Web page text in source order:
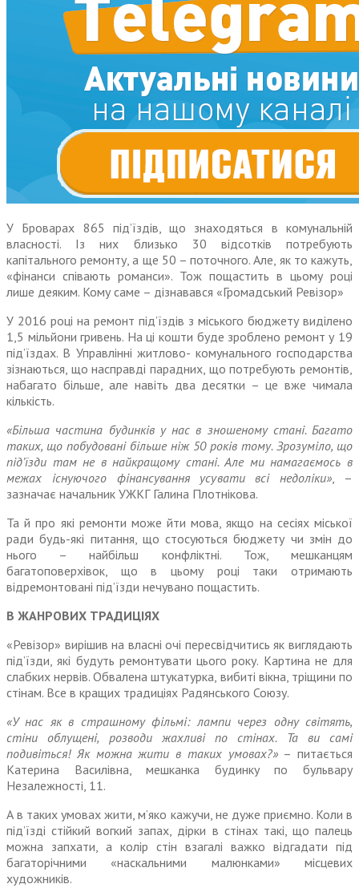
У Броварах 865 під’їздів, що знаходяться в комунальній
власності. Із них близько 30 відсотків потребують
капітального ремонту, а ще 50 – поточного. Але, як то кажуть,
«фінанси співають романси». Тож пощастить в цьому році
лише деяким. Кому саме – дізнавався «Громадський Ревізор»
У 2016 році на ремонт під’їздів з міського бюджету виділено
1,5 мільйони гривень. На ці кошти буде зроблено ремонт у 19
під’їздах. В Управлінні житлово- комунального господарства
зізна­ються, що насправді парадних, що потребують ремонтів,
набагато більше, але навіть два десятки – це вже чимала
кількість.
«Більша частина будинків у нас в зношеному стані. Багато
таких, що побудовані більше ніж 50 років тому. Зрозуміло, що
під’їзди там не в найкращому стані. Але ми намагаємось в
межах існуючого фінансування усувати всі недо­ліки», –
зазначає начальник УЖКГ Галина Плотнікова.
Та й про які ремонти може йти мова, якщо на сесіях міської
ради будь-які питання, що стосуються бюджету чи змін до
нього – най­більш конфліктні. Тож, мешканцям
багатоповерхівок, що в цьому році таки отримають
відремонтовані під’їзди нечувано пощастить.
В ЖАНРОВИХ ТРАДИЦІЯХ
«Ревізор» вирішив на власні очі пересвідчитись як виглядають
під’їзди, які будуть ремонтувати цього року. Картина не для
слаб­ких нервів. Обвалена штукатурка, вибиті вікна, тріщини по
стінам. Все в кращих традиціях Радян­ського Союзу.
«У нас як в страшному фільмі: лампи через одну світять,
стіни облущені, розводи жахливі по стінах. Та ви самі
подивіться! Як можна жити в таких умовах?»– питається
Катерина Василівна, мешканка будинку по бульвару
Незалежності, 11.
А в таких умовах жити, м’яко кажучи, не дуже приємно. Коли в
під’їзді стійкий вогкий запах, дірки в стінах такі, що палець
можна запхати, а колір стін взагалі важко відгадати під
багаторічними «наскальними малюнками» місце­вих
художників.